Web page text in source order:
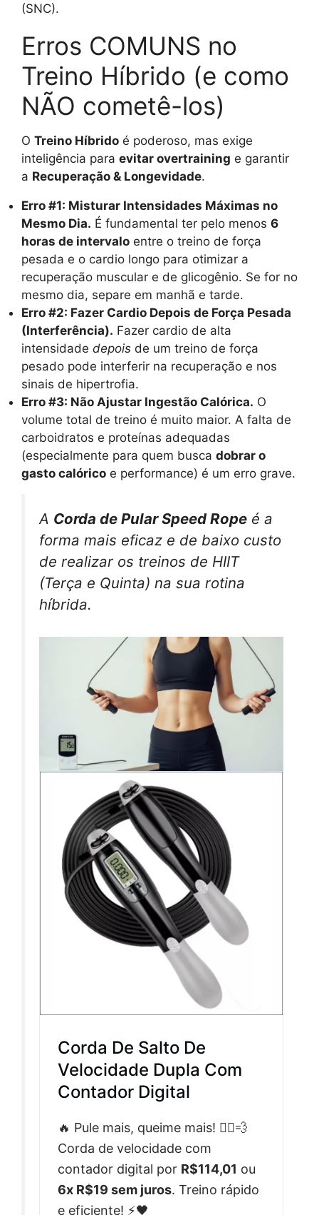
(SNC).
Erros COMUNS no
Treino Híbrido (e como
NÃO cometê-los)
O Treino Híbrido é poderoso, mas exige
inteligência para evitar overtraining e garantir
a Recuperação & Longevidade.
Erro #1: Misturar Intensidades Máximas no
Mesmo Dia. É fundamental ter pelo menos 6
horas de intervalo entre o treino de força
pesada e o cardio longo para otimizar a
recuperação muscular e de glicogênio. Se for no
mesmo dia, separe em manhã e tarde.
Erro #2: Fazer Cardio Depois de Força Pesada
(Interferência). Fazer cardio de alta
intensidade depois de um treino de força
pesado pode interferir na recuperação e nos
sinais de hipertrofia.
Erro #3: Não Ajustar Ingestão Calórica. O
volume total de treino é muito maior. A falta de
carboidratos e proteínas adequadas
(especialmente para quem busca dobrar o
gasto calórico e performance) é um erro grave.
A Corda de Pular Speed Rope é a
forma mais eficaz e de baixo custo
de realizar os treinos de HIIT
(Terça e Quinta) na sua rotina
híbrida.
Corda De Salto De
Velocidade Dupla Com
Contador Digital
🔥 Pule mais, queime mais! 🏃‍♀️💨
Corda de velocidade com
contador digital por R$114,01 ou
6x R$19 sem juros. Treino rápido
e eficiente! ⚡🖤